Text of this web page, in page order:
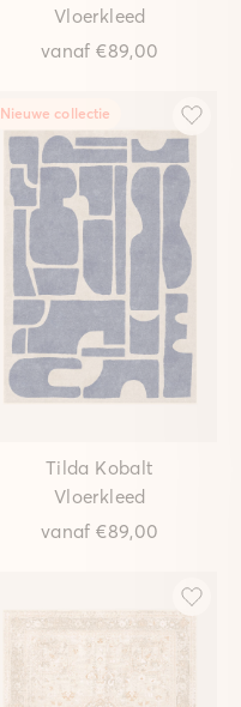
Vloerkleed
vanaf€89,00
Nieuwe collectie
Tilda Kobalt
Vloerkleed
vanaf€89,00